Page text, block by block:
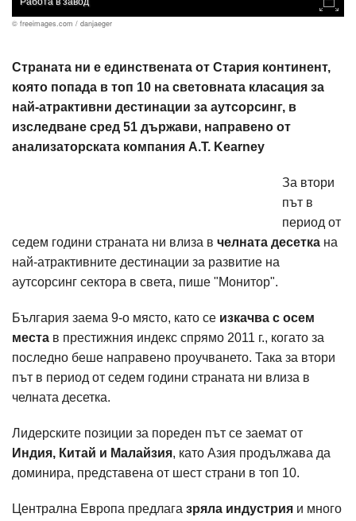
© freeimages.com / danjaeger
Страната ни е единствената от Стария континент,
която попада в топ 10 на световната класация за
най-атрактивни дестинации за аутсорсинг, в
изследване сред 51 държави, направено от
анализаторската компания A.T. Kearney
За втори
път в
период от
седем години страната ни влиза в челната десетка на
най-атрактивните дестинации за развитие на
аутсорсинг сектора в света, пише "Монитор".
България заема 9-о място, като се изкачва с осем
места в престижния индекс спрямо 2011 г., когато за
последно беше направено проучването. Така за втори
път в период от седем години страната ни влиза в
челната десетка.
Лидерските позиции за пореден път се заемат от
Индия, Китай и Малайзия, като Азия продължава да
доминира, представена от шест страни в топ 10.
Централна Европа предлага зряла индустрия и много